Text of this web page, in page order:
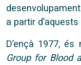
a partir
D’ençà 1977, és
Group for Blood